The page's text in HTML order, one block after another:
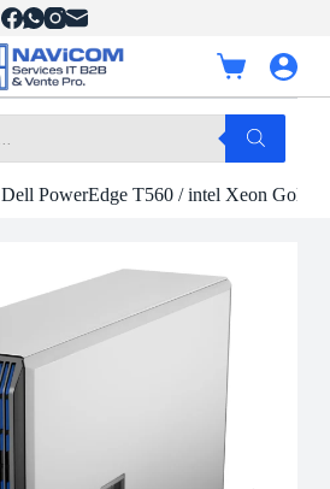
Panier
d’achat
Dell PowerEdge T560 / intel Xeon Gold